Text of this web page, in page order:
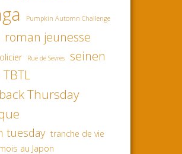
Pumpkin Automn Challenge
roman jeunesse
Rue de Sevres seinen
TBTL
Thursday
tuesday tranche de vie
au Japon